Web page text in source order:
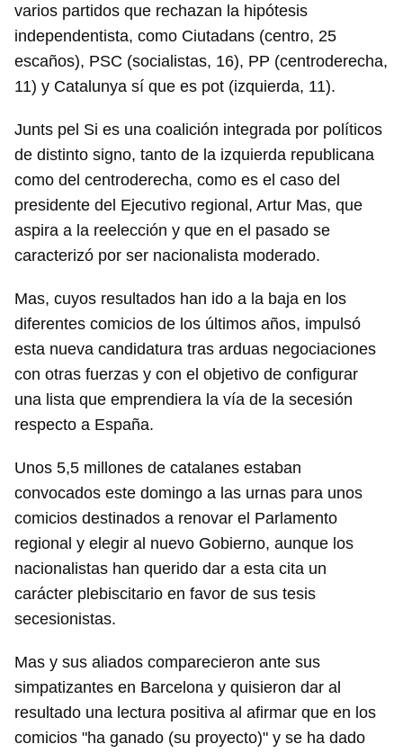
varios partidos que rechazan la hipótesis
independentista, como Ciutadans (centro, 25
escaños), PSC (socialistas, 16), PP (centroderecha,
11) y Catalunya sí que es pot (izquierda, 11).
Junts pel Si es una coalición integrada por políticos
de distinto signo, tanto de la izquierda republicana
como del centroderecha, como es el caso del
presidente del Ejecutivo regional, Artur Mas, que
aspira a la reelección y que en el pasado se
caracterizó por ser nacionalista moderado.
Mas, cuyos resultados han ido a la baja en los
diferentes comicios de los últimos años, impulsó
esta nueva candidatura tras arduas negociaciones
con otras fuerzas y con el objetivo de configurar
una lista que emprendiera la vía de la secesión
respecto a España.
Unos 5,5 millones de catalanes estaban
convocados este domingo a las urnas para unos
comicios destinados a renovar el Parlamento
regional y elegir al nuevo Gobierno, aunque los
nacionalistas han querido dar a esta cita un
carácter plebiscitario en favor de sus tesis
secesionistas.
Mas y sus aliados comparecieron ante sus
simpatizantes en Barcelona y quisieron dar al
resultado una lectura positiva al afirmar que en los
comicios "ha ganado (su proyecto)" y se ha dado